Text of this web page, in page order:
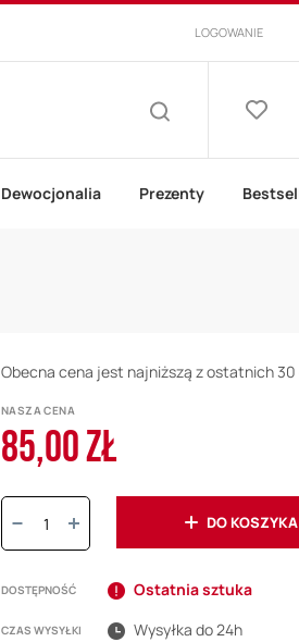
LOGOWANIE
Lista
Dewocjonalia Prezenty
Obecna cena jest najniższą z ostatnich 30
NASZA CENA
85,00 ZŁ
Ilość:
DO KOSZYKA
DOSTĘPNOŚĆ Ostatnia sztuka
CZAS WYSYŁKI Wysyłka do 24h